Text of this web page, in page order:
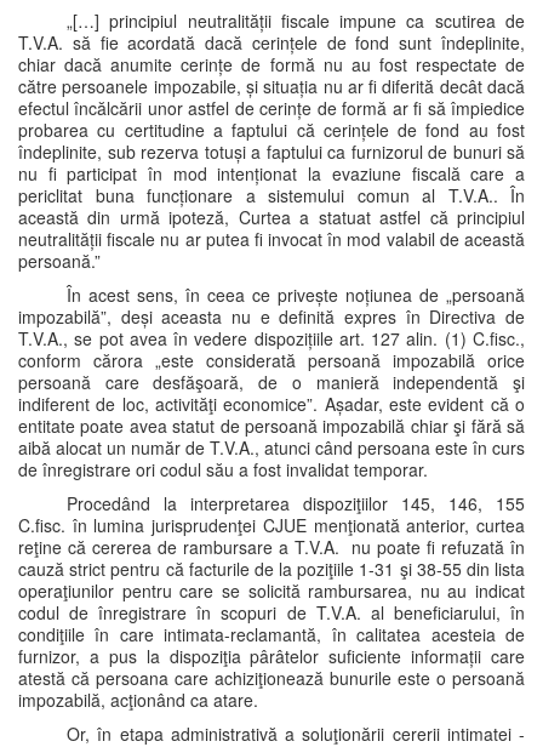
„[…] principiul neutralității fiscale impune ca scutirea de
T.V.A. să fie acordată dacă cerințele de fond sunt îndeplinite,
chiar dacă anumite cerințe de formă nu au fost respectate de
către persoanele impozabile, și situația nu ar fi diferită decât dacă
efectul încălcării unor astfel de cerințe de formă ar fi să împiedice
probarea cu certitudine a faptului că cerințele de fond au fost
îndeplinite, sub rezerva totuși a faptului ca furnizorul de bunuri să
nu fi participat în mod intenționat la evaziune fiscală care a
periclitat buna funcționare a sistemului comun al T.V.A.. În
această din urmă ipoteză, Curtea a statuat astfel că principiul
neutralității fiscale nu ar putea fi invocat în mod valabil de această
persoană.”
În acest sens, în ceea ce privește noțiunea de „persoană
impozabilă”, deși aceasta nu e definită expres în Directiva de
T.V.A., se pot avea în vedere dispozițiile art. 127 alin. (1) C.fisc.,
conform cărora „este considerată persoană impozabilă orice
persoană care desfăşoară, de o manieră independentă şi
indiferent de loc, activităţi economice”. Așadar, este evident că o
entitate poate avea statut de persoană impozabilă chiar şi fără să
aibă alocat un număr de T.V.A., atunci când persoana este în curs
de înregistrare ori codul său a fost invalidat temporar.
Procedând la interpretarea dispoziţiilor 145, 146, 155
C.fisc. în lumina jurisprudenţei CJUE menţionată anterior, curtea
reţine că cererea de rambursare a T.V.A. nu poate fi refuzată în
cauză strict pentru că facturile de la poziţiile 1-31 şi 38-55 din lista
operaţiunilor pentru care se solicită rambursarea, nu au indicat
codul de înregistrare în scopuri de T.V.A. al beneficiarului, în
condiţiile în care intimata-reclamantă, în calitatea acesteia de
furnizor, a pus la dispoziţia pârâtelor suficiente informații care
atestă că persoana care achiziţionează bunurile este o persoană
impozabilă, acţionând ca atare.
Or, în etapa administrativă a soluţionării cererii intimatei -